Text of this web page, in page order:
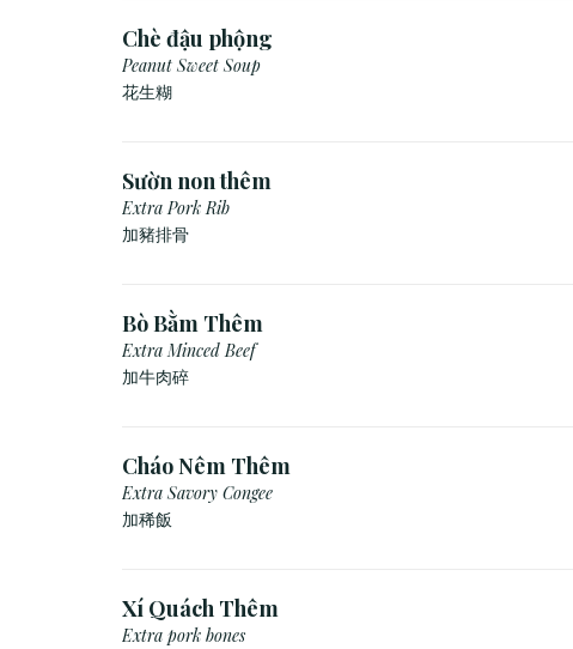
Chè đậu phộng
Peanut Sweet Soup
花生糊
Sườn non thêm
Extra Pork Rib
加豬排骨
Bò Bằm Thêm
Extra Minced Beef
加牛肉碎
Cháo Nêm Thêm
Extra Savory Congee
加稀飯
Xí Quách Thêm
Extra pork bones